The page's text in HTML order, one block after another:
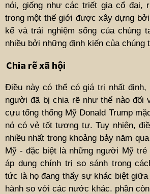
nói, giống như các triết gia cổ đại,
trong một thế giới được xây dựng
kể và trải nghiệm sống của chúng
nhiều bởi những định kiến ​​của chúng
Chia rẽ xã hội
Điều này có thể có giá trị nhất định,
người đã bị chia rẽ như thế nào đối
cựu tổng thống Mỹ Donald Trump
nó có vẻ tốt tương tự. Tuy nhiên,
nhiều nhất trong khoảng bảy năm
Mỹ - đặc biệt là những người Mỹ trẻ
áp dụng chính trị so sánh trong
tức là họ đang thấy sự khác biệt
hành so với các nước khác. phần